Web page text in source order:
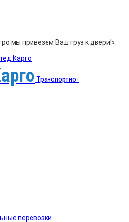
мы привезем Ваш груз к двери!»
Транспортно-
перевозки